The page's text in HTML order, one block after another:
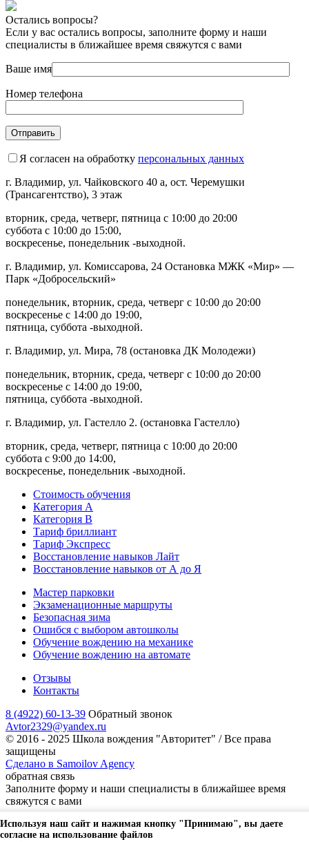
Остались вопросы?
Если у вас остались вопросы, заполните форму и наши
специалисты в ближайшее время свяжутся с вами
Ваше имя
Номер телефона
Я согласен на обработку персональных данных
г. Владимир, ул. Чайковского 40 а, ост. Черемушки
(Трансагентство), 3 этаж
вторник, среда, четверг, пятница c 10:00 до 20:00
суббота с 10:00 до 15:00,
воскресенье, понедельник -выходной.
г. Владимир, ул. Комиссарова, 24 Остановка МЖК «Мир» —
Парк «Добросельский»
понедельник, вторник, среда, четверг с 10:00 до 20:00
воскресенье с 14:00 до 19:00,
пятница, суббота -выходной.
г. Владимир, ул. Мира, 78 (остановка ДК Молодежи)
понедельник, вторник, среда, четверг с 10:00 до 20:00
воскресенье с 14:00 до 19:00,
пятница, суббота -выходной.
г. Владимир, ул. Гастелло 2. (остановка Гастелло)
вторник, среда, четверг, пятница с 10:00 до 20:00
суббота с 9:00 до 14:00,
воскресенье, понедельник -выходной.
Стоимость обучения
Категория А
Категория В
Тариф бриллиант
Тариф Экспресс
Восстановление навыков Лайт
Восстановление навыков от А до Я
Мастер парковки
Экзаменационные маршруты
Безопасная зима
Ошибся с выбором автошколы
Обучение вождению на механике
Обучение вождению на автомате
Отзывы
Контакты
8 (4922) 60-13-39 Обратный звонок
Avtor2329@yandex.ru
© 2016 - 2025 Школа вождения "Авторитет" / Все права
защищены
Сделано в Samoilov Agency
обратная связь
Заполните форму и наши специалисты в ближайшее время
свяжутся с вами
Ваше имя
Используя наш сайт и нажимая кнопку "Принимаю", вы даете
согласие на использование файлов